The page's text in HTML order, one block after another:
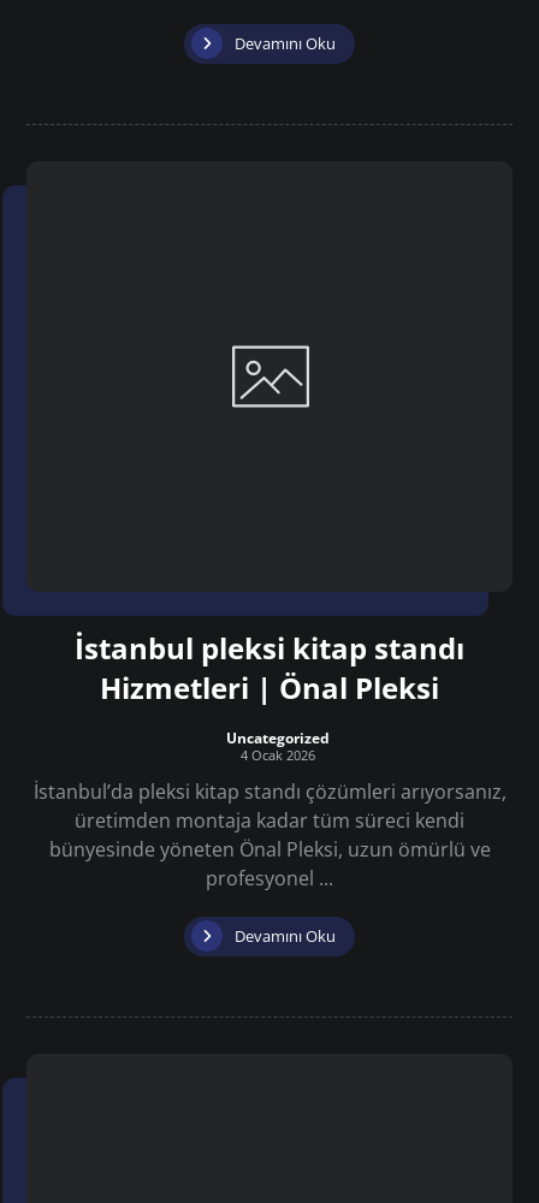
Devamını Oku
İstanbul pleksi kitap standı
Hizmetleri | Önal Pleksi
Uncategorized
4 Ocak 2026
İstanbul’da pleksi kitap standı çözümleri arıyorsanız,
üretimden montaja kadar tüm süreci kendi
bünyesinde yöneten Önal Pleksi, uzun ömürlü ve
profesyonel ...
Devamını Oku